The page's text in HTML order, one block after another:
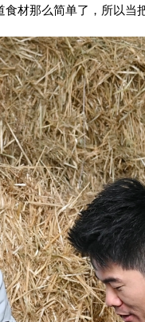
材那么简单了，所以当